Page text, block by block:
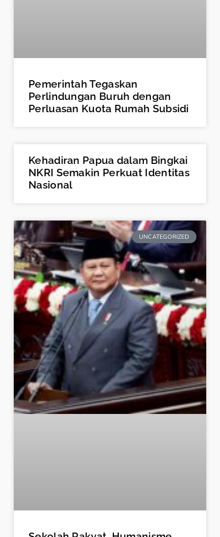
Pemerintah Tegaskan
Perlindungan Buruh dengan
Perluasan Kuota Rumah Subsidi
Kehadiran Papua dalam Bingkai
NKRI Semakin Perkuat Identitas
Nasional
UNCATEGORIZED